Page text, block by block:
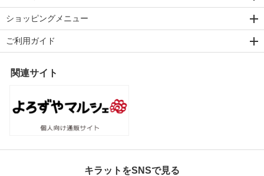
ショッピングメニュー
ご利用ガイド
関連サイト
キラットをSNSで見る